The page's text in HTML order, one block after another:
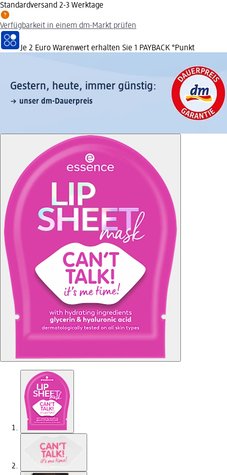
Standardversand 2-3 Werktage
Verfügbarkeit in einem dm-Markt prüfen
Je 2 Euro Warenwert erhalten Sie 1 PAYBACK °Punkt
Gestern, heute, immer günstig:
unser dm-Dauerpreis